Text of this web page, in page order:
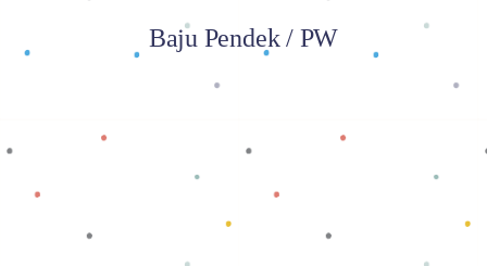
Baju Pendek / PW
Baca selengkapnya